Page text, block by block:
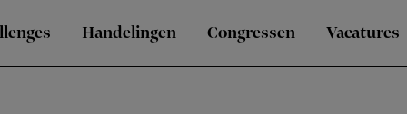
Handelingen Congressen Vacatures